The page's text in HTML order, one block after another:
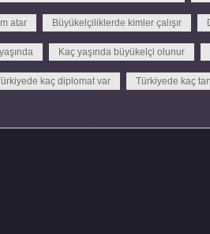
atar Büyükelçiliklerde kimler çalışır
Kaç yaşında büyükelçi olunur
kaç diplomat var Türkiyede kaç